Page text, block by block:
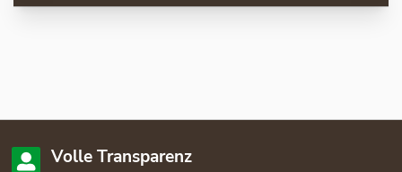
Volle Transparenz